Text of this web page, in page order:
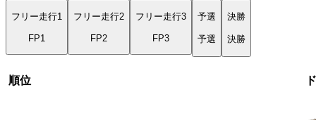
フリー走行1
FP1
フリー走行2
FP2
フリー走行3
FP3
予選
予選
決勝
決勝
順位